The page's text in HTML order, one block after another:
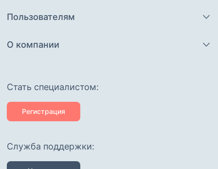
Пользователям
О компании
Cтать специалистом:
Регистрация
Служба поддержки: